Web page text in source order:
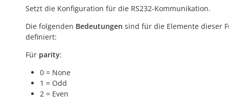
Setzt die Konfiguration für die RS232-Kommunikation.
Die folgenden Bedeutungen sind für die Elemente dieser
definiert:
Für parity:
0 = None
1 = Odd
2 = Even